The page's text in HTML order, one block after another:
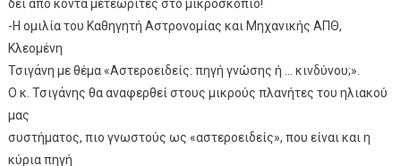
δει από κοντά μετεωρίτες στο μικροσκόπιο!
-Η ομιλία του Καθηγητή Αστρονομίας και Μηχανικής ΑΠΘ,
Κλεομένη
Τσιγάνη με θέμα «Αστεροειδείς: πηγή γνώσης ή … κινδύνου;».
Ο κ. Τσιγάνης θα αναφερθεί στους μικρούς πλανήτες του ηλιακού
μας
συστήματος, πιο γνωστούς ως «αστεροειδείς», που είναι και η
κύρια πηγή